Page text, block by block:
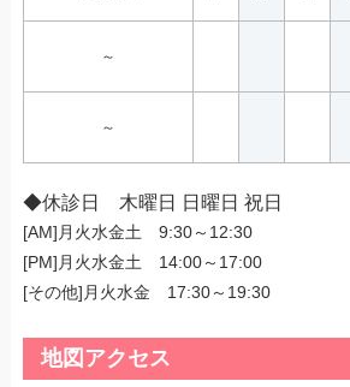
～
～
◆休診日 木曜日 日曜日 祝日
[AM]月火水金土 9:30～12:30
[PM]月火水金土 14:00～17:00
[その他]月火水金 17:30～19:30
地図アクセス